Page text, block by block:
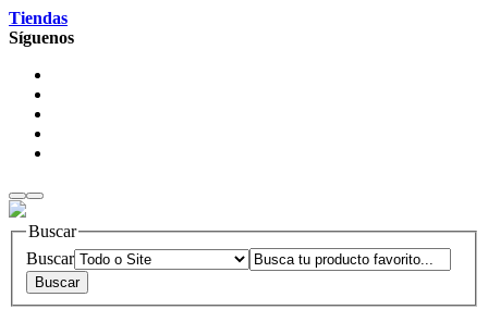
Tiendas
Síguenos
Buscar
Buscar